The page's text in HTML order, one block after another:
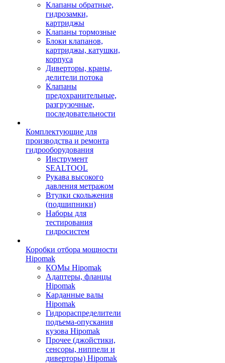
Клапаны обратные,
гидрозамки,
картриджы
Клапаны тормозные
Блоки клапанов,
картриджы, катушки,
корпуса
Диверторы, краны,
делители потока
Клапаны
предохранительные,
разгрузочные,
последовательности
Комплектующие для
производства и ремонта
гидрооборудования
Инструмент
SEALTOOL
Рукава высокого
давления метражом
Втулки скольжения
(подшипники)
Наборы для
тестирования
гидросистем
Коробки отбора мощности
Hipomak
КОМы Hipomak
Адаптеры, фланцы
Hipomak
Карданные валы
Hipomak
Гидрораспределители
подъема-опускания
кузова Hipomak
Прочее (джойстики,
сенсоры, ниппели и
диверторы) Hipomak